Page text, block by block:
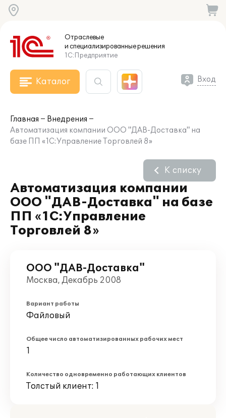
Отраслевые
и специализированныерешения
1С:Предприятие
Каталог Вход
Главная
Внедрения
Автоматизация компании ООО "ДАВ-Доставка" на
базе ПП «1С:Управление Торговлей 8»
Автоматизация компании
ООО "ДАВ-Доставка" на базе
ПП «1С:Управление
Торговлей 8»
К списку
ООО "ДАВ-Доставка"
Москва, Декабрь 2008
Вариант работы
Файловый
Общее число автоматизированных рабочих мест
1
Количество одновременно работающих клиентов
Толстый клиент: 1